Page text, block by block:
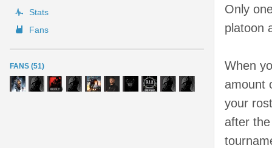
Stats
Fans
FANS (51)
Only
platoon
When
amount
your
after